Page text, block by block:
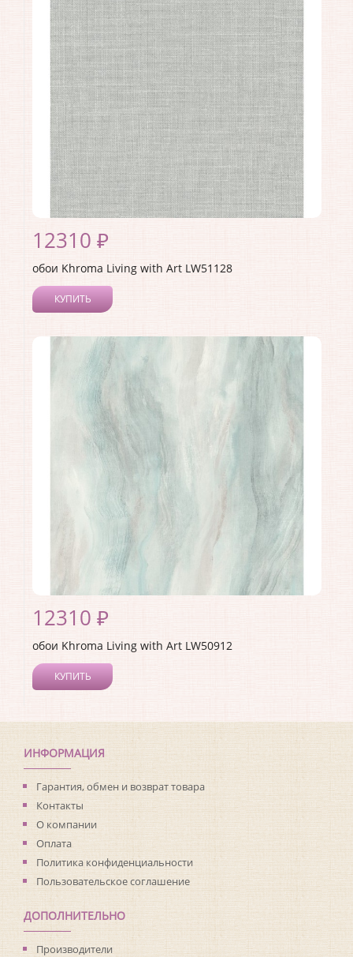
Материал покрытия: Акриловое
Страна: США
Материал основы:Бумага
Раппорт:<>
12310 ₽
обои Khroma Living with Art LW51128
КУПИТЬ
Коллекция:Living with Art
Длина рулона:
8.23
Ширина рулона:
0.68
Материал покрытия:
США
Материал основы:
Флизелин
12310 ₽
обои Khroma Living with Art LW50912
КУПИТЬ
Длина рулона:
8.23
Ширина рулона: 0.68
Материал покрытия:Виниловое
Страна:США
Материал основы:
Флизелин
Раппорт:53
ИНФОРМАЦИЯ
Гарантия, обмен и возврат товара
Контакты
О компании
Оплата
Политика конфиденциальности
Пользовательское соглашение
ДОПОЛНИТЕЛЬНО
Производители